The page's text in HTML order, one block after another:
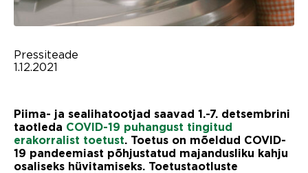
Pressiteade
1.12.2021
Piima- ja sealihatootjad saavad 1.-7. detsembrini
taotleda COVID-19 puhangust tingitud
erakorralist toetust. Toetus on mõeldud COVID-
19 pandeemiast põhjustatud majandusliku kahju
osaliseks hüvitamiseks. Toetustaotluste